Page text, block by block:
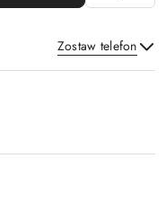
Zostaw telefon